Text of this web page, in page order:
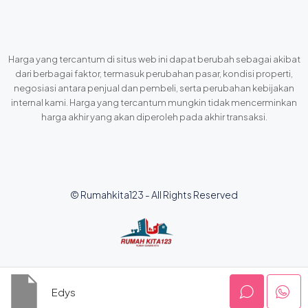
Harga yang tercantum di situs web ini dapat berubah sebagai akibat
dari berbagai faktor, termasuk perubahan pasar, kondisi properti,
negosiasi antara penjual dan pembeli, serta perubahan kebijakan
internal kami. Harga yang tercantum mungkin tidak mencerminkan
harga akhir yang akan diperoleh pada akhir transaksi.
© Rumahkita123 - All Rights Reserved
Edys